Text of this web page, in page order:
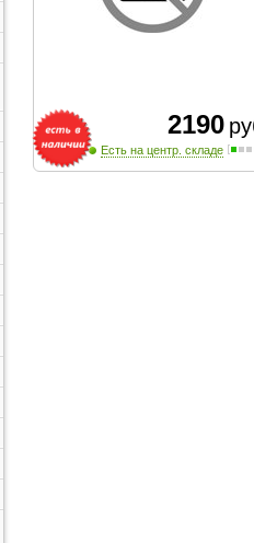
2190
Есть на центр. складе